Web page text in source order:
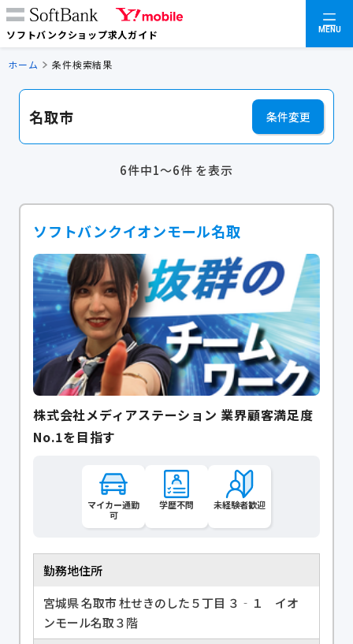
ソフトバンクショップ求人ガイド MENU
ホーム 条件検索結果
名取市 条件変更
6件中1～6件 を表示
ソフトバンクイオンモール名取
株式会社メディアステーション 業界顧客満足度
No.1を目指す
マイカー通勤
可
学歴不問 未経験者歓迎
勤務地住所
宮城県 名取市 杜せきのした５丁目 ３‐１ イオ
ンモール名取３階